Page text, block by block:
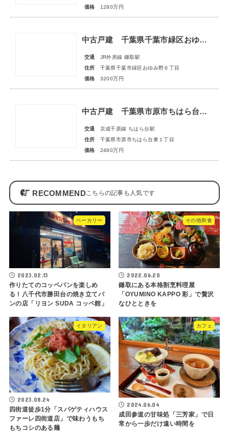
価格
1280万円
中古戸建 千葉県千葉市緑区おゆみ野６丁目
交通
JR外房線 鎌取駅
住所
千葉県千葉市緑区おゆみ野６丁目
価格
3200万円
中古戸建 千葉県市原市ちはら台東１丁目
交通
京成千原線 ちはら台駅
住所
千葉県市原市ちはら台東１丁目
価格
2480万円
RECOMMEND
ベーカリー
2023.02.13
作りたてのコッペパンを楽しめ
る！八千代市勝田台の焼き立てパ
ンの店「リヨン SUDA コッペ館」
その他和食
2022.06.20
鎌取にある本格割烹料理屋
「OYUMINO KAPPO 彩」で贅沢
なひとときを
イタリアン
2023.08.24
四街道徒歩1分「スパゲティハウス
ファーレ四街道店」で味わうもち
もちコシのある麺
カフェ
2024.06.04
成田参道の甘味処「三芳家」で日
常から一歩だけ遠い時間を